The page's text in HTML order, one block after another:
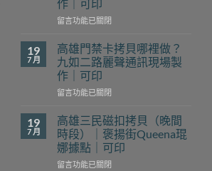
拷
貝
裡
找？
新
豐
花
工
坊
現
場
製
作｜可印
在
鎮
磁
扣
拷
貝
裡
找？
瑞
隆
路
留言功能已關閉
19
7 月
高雄門禁卡拷貝哪裡做？
九如二路麗聲通訊現場製
作｜可印
在
雄
門
禁
卡
拷
留言功能已關閉
19
7 月
高雄三民磁扣拷貝（晚間
時段）｜褒揚街Queena琨
娜據點｜可印
在
留言功能已關閉